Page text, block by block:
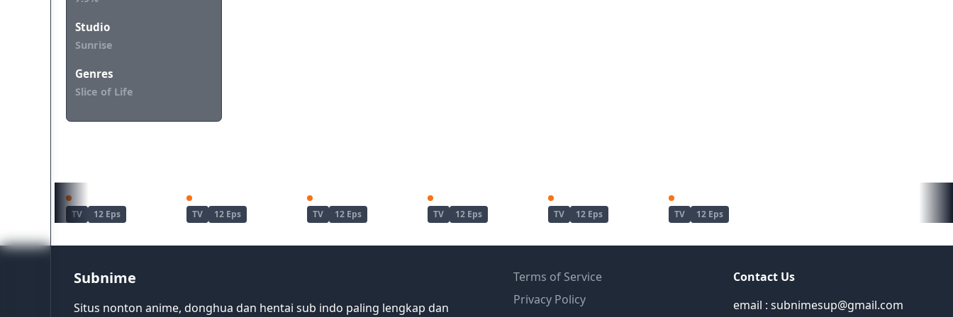
Studio
Sunrise
Genres
Slice of Life
TV 12 Eps TV 12 Eps TV 12 Eps TV 12 Eps TV 12 Eps TV 12 Eps
Subnime
Situs nonton anime, donghua dan hentai sub indo paling lengkap dan
Terms of Service
Privacy Policy
Contact Us
email : subnimesup@gmail.com